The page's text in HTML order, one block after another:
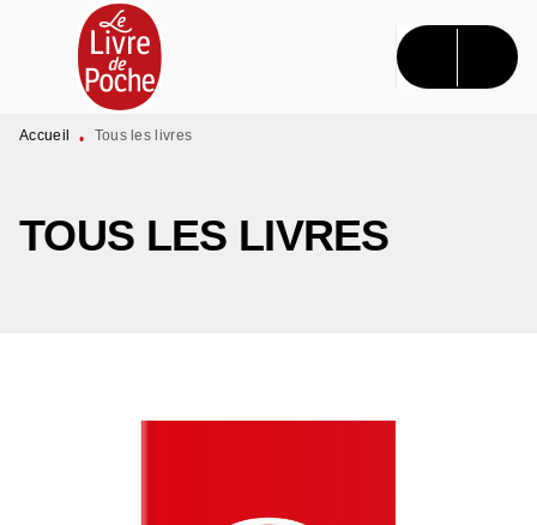
MENU RECHERCHE CONTENU
PIED DE PAGE
Accueil • Tous les livres
TOUS LES LIVRES